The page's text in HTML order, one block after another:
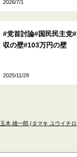
2026/7/1
#党首討論#国民民主党
収の壁#103万円の壁
2025/11/29
玉木 雄一郎 (タマキ ユウイチ